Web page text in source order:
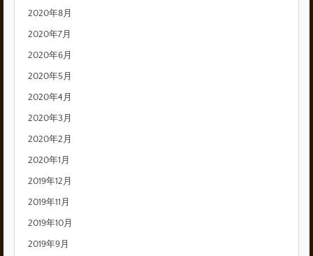
2020年8月
2020年7月
2020年6月
2020年5月
2020年4月
2020年3月
2020年2月
2020年1月
2019年12月
2019年11月
2019年10月
2019年9月